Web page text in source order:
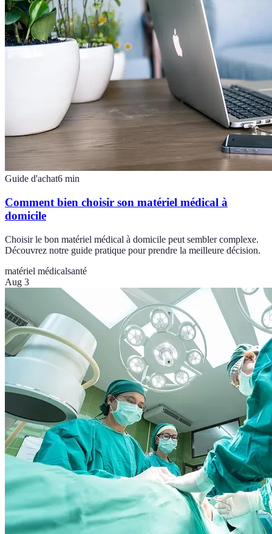
Guide d'achat6 min
Comment bien choisir son matériel médical à
domicile
Choisir le bon matériel médical à domicile peut sembler complexe.
Découvrez notre guide pratique pour prendre la meilleure décision.
matériel médicalsanté
Aug 3